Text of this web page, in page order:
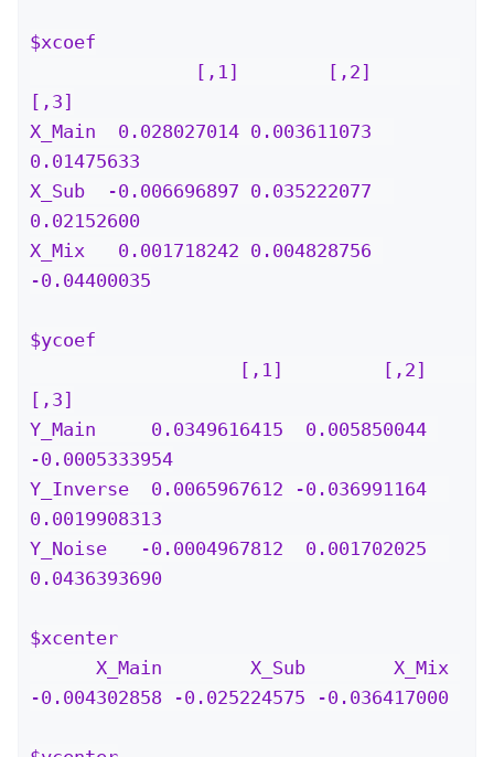
$xcoef
[,3]
X_Main  0.028027014 0.003611073
0.01475633
X_Sub  -0.006696897 0.035222077
0.02152600
X_Mix   0.001718242 0.004828756
-0.04400035
$ycoef
[,3]
Y_Main     0.0349616415  0.005850044
-0.0005333954
Y_Inverse  0.0065967612 -0.036991164
0.0019908313
Y_Noise   -0.0004967812  0.001702025
0.0436393690
$xcenter
-0.004302858 -0.025224575 -0.036417000